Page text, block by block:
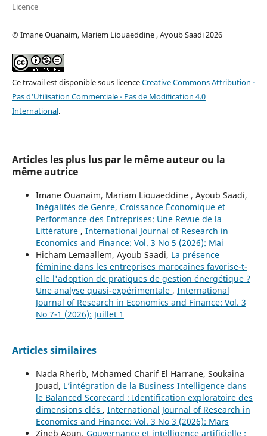
Licence
© Imane Ouanaim, Mariem Liouaeddine , Ayoub Saadi 2026
Ce travail est disponible sous licenceCreative Commons Attribution -
Pas d'Utilisation Commerciale - Pas de Modification 4.0
International.
Articles les plus lus par le même auteur ou la
même autrice
Imane Ouanaim, Mariam Liouaeddine , Ayoub Saadi,
Inégalités de Genre, Croissance Économique et
Performance des Entreprises: Une Revue de la
Littérature , International Journal of Research in
Economics and Finance: Vol. 3 No 5 (2026): Mai
Hicham Lemaallem, Ayoub Saadi, La présence
féminine dans les entreprises marocaines favorise-t-
elle l'adoption de pratiques de gestion énergétique ?
Une analyse quasi-expérimentale , International
Journal of Research in Economics and Finance: Vol. 3
No 7-1 (2026): Juillet 1
Articles similaires
Nada Rherib, Mohamed Charif El Harrane, Soukaina
Jouad, L’intégration de la Business Intelligence dans
le Balanced Scorecard : Identification exploratoire des
dimensions clés , International Journal of Research in
Economics and Finance: Vol. 3 No 3 (2026): Mars
Zineb Aoun, Gouvernance et intelligence artificielle :